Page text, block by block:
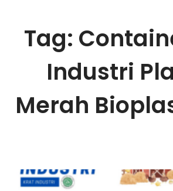
Tag:
Industri
Merah